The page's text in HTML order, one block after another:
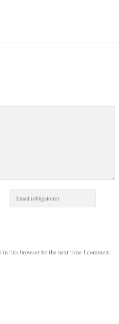
in this browser for the next time I comment.